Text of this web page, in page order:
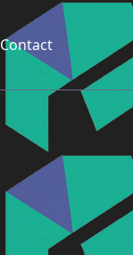
Contact